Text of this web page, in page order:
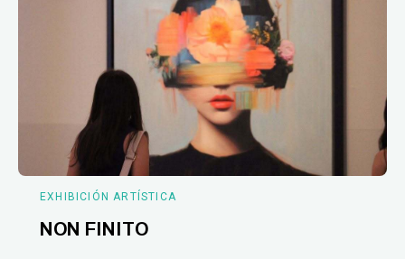
EXHIBICIÓN ARTÍSTICA
NON FINITO